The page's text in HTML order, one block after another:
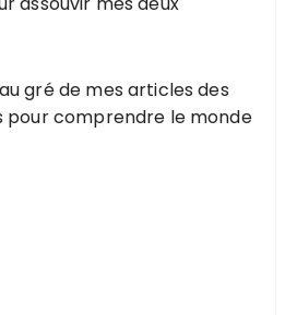
gré de mes articles des
pour comprendre le monde